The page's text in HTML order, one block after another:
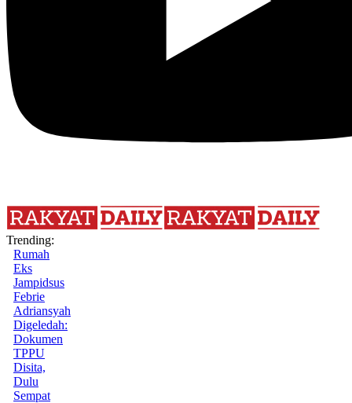
Trending:
Rumah
Eks
Jampidsus
Febrie
Adriansyah
Digeledah:
Dokumen
TPPU
Disita,
Dulu
Sempat